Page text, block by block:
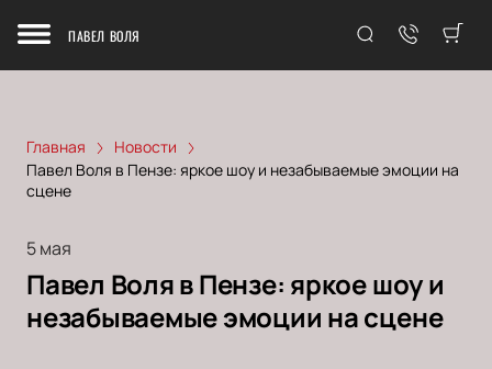
ПАВЕЛ ВОЛЯ
Главная
Новости
Павел Воля в Пензе: яркое шоу и незабываемые эмоции на
сцене
5 мая
Павел Воля в Пензе: яркое шоу и
незабываемые эмоции на сцене